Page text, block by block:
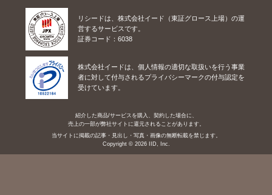
リシードは、株式会社イード（東証グロース上場）の運
営するサービスです。
証券コード：6038
株式会社イードは、個人情報の適切な取扱いを行う事業
者に対して付与されるプライバシーマークの付与認定を
受けています。
紹介した商品/サービスを購入、契約した場合に、
売上の一部が弊社サイトに還元されることがあります。
当サイトに掲載の記事・見出し・写真・画像の無断転載を禁じます。
Copyright © 2026 IID, Inc.